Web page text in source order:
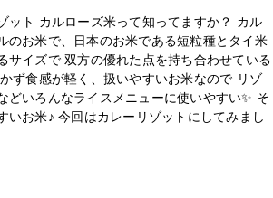
ット カルローズ米って知ってますか？ カル
のお米で、日本のお米である短粒種とタイ米
サイズで 双方の優れた点を持ち合わせている
ず食感が軽く、扱いやすいお米なので リゾ
どいろんなライスメニューに使いやすい✨ そ
いお米♪ 今回はカレーリゾットにしてみまし